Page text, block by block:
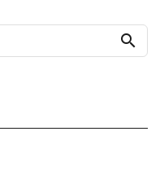
search